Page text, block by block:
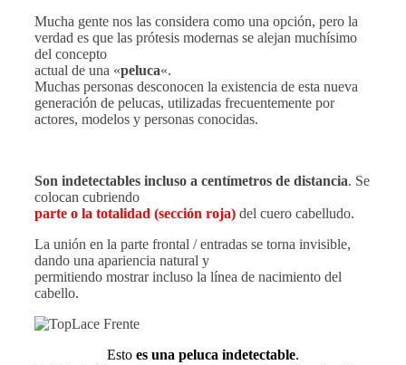
Mucha gente nos las considera como una opción, pero la
verdad es que las prótesis modernas se alejan muchísimo
del concepto
actual de una «peluca«.
Muchas personas desconocen la existencia de esta nueva
generación de pelucas, utilizadas frecuentemente por
actores, modelos y personas conocidas.
Son indetectables incluso a centímetros de distancia. Se
colocan cubriendo
parte o la totalidad (sección roja) del cuero cabelludo.
La unión en la parte frontal / entradas se torna invisible,
dando una apariencia natural y
permitiendo mostrar incluso la línea de nacimiento del
cabello.
Esto es una peluca indetectable.